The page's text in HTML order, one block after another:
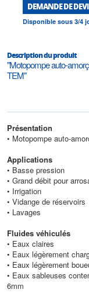
DEMANDE DE
Disponible sous 3/4
Description du produit
"Motopompe auto-
TEM"
Présentation
• Motopompe auto-
Applications
• Basse pression
• Grand débit pour
• Irrigation
• Vidange de réservoirs
• Lavages
Fluides véhiculés
• Eaux claires
• Eaux légèrement
• Eaux légèrement
• Eaux sableuses
6mm